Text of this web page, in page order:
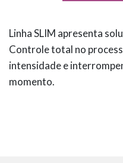
Linha SLIM apresenta
Controle total no
intensidade e
momento.